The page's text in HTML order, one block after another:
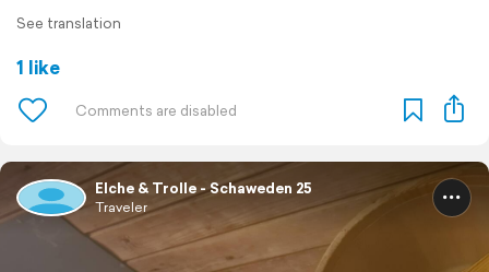
See translation
1 like
Elche & Trolle - Schaweden 25
Traveler